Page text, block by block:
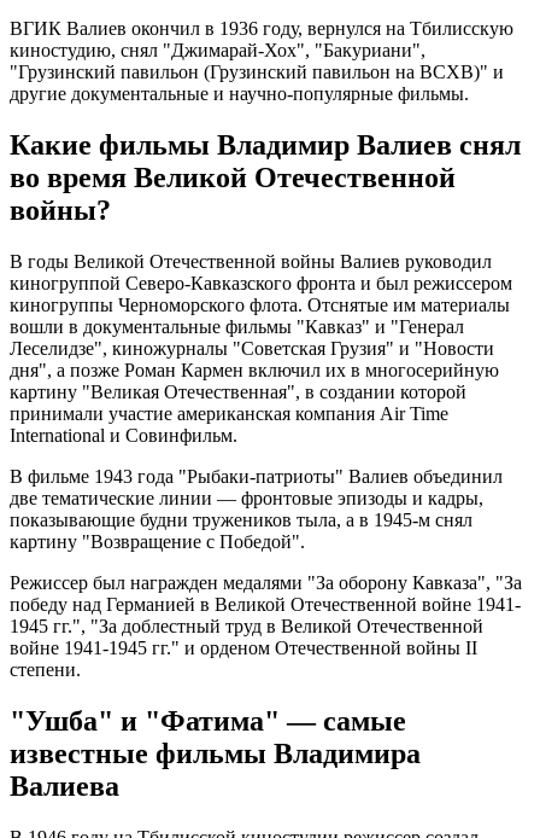
ВГИК Валиев окончил в 1936 году, вернулся на Тбилисскую
киностудию, снял "Джимарай-Хох", "Бакуриани",
"Грузинский павильон (Грузинский павильон на ВСХВ)" и
другие документальные и научно-популярные фильмы.
Какие фильмы Владимир Валиев снял
во время Великой Отечественной
войны?
В годы Великой Отечественной войны Валиев руководил
киногруппой Северо-Кавказского фронта и был режиссером
киногруппы Черноморского флота. Отснятые им материалы
вошли в документальные фильмы "Кавказ" и "Генерал
Леселидзе", киножурналы "Советская Грузия" и "Новости
дня", а позже Роман Кармен включил их в многосерийную
картину "Великая Отечественная", в создании которой
принимали участие американская компания Air Time
International и Совинфильм.
В фильме 1943 года "Рыбаки-патриоты" Валиев объединил
две тематические линии — фронтовые эпизоды и кадры,
показывающие будни тружеников тыла, а в 1945-м снял
картину "Возвращение с Победой".
Режиссер был награжден медалями "За оборону Кавказа", "За
победу над Германией в Великой Отечественной войне 1941-
1945 гг.", "За доблестный труд в Великой Отечественной
войне 1941-1945 гг." и орденом Отечественной войны II
степени.
"Ушба" и "Фатима" — самые
известные фильмы Владимира
Валиева